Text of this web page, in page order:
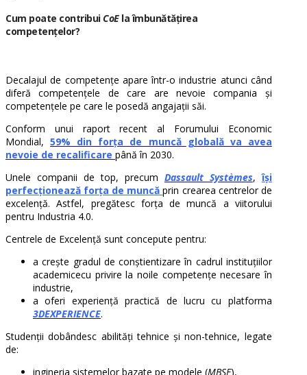
Cum poate contribuiCoEla îmbunătățirea
competențelor?
Decalajul de competențe apare într-o industrie atunci când
diferă competențele de care are nevoie compania și
competențele pe care le posedă angajații săi.
Conform unui raport recent al Forumului Economic
Mondial,59% din forța de muncă globală va avea
nevoie de recalificare până în 2030.
Unele companii de top, precum Dassault Systèmes,își
perfecționează forța de muncăprin crearea centrelor de
excelență. Astfel, pregătesc forța de muncă a viitorului
pentru Industria 4.0.
Centrele de Excelență sunt concepute pentru:
a crește gradul de conștientizare în cadrul instituțiilor
academicecu privire la noile competențe necesare în
industrie,
a oferi experiență practică de lucru cu platforma
3DEXPERIENCE.
Studenții dobândesc abilități tehnice și non-tehnice, legate
de:
ingineria sistemelor bazate pe modele (MBSE),